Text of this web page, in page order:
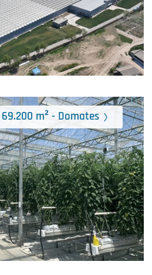
m² - Domates